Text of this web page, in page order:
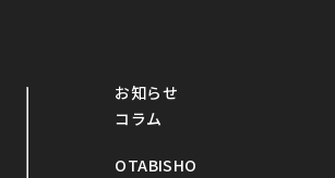
お知らせ
コラム
OTABISHO